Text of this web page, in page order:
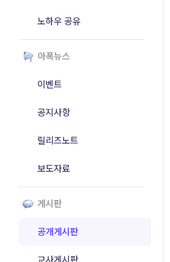
노하우 공유
아폭뉴스
이벤트
공지사항
릴리즈노트
보도자료
게시판
공개게시판
교사게시판